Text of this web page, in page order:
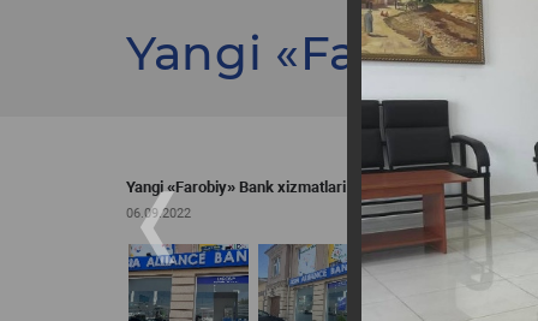
Yangi
Yangi «Farobiy» Bank xizmatlari markazi
06.09.2022